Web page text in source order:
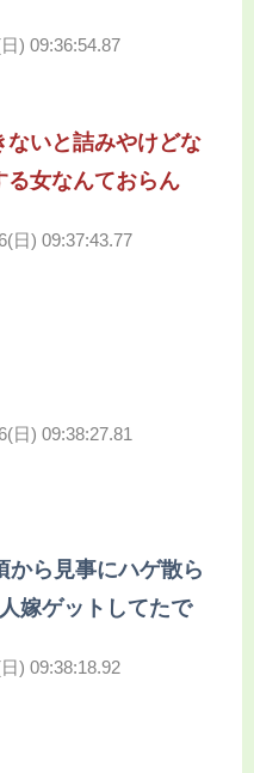
) 09:36:54.87
いと詰みやけどな
る女なんておらん
日) 09:37:43.77
日) 09:38:27.81
から見事にハゲ散ら
嫁ゲットしてたで
) 09:38:18.92